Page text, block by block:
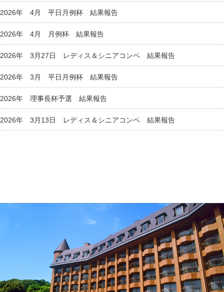
2026年 4月 平日月例杯 結果報告
2026年 4月 月例杯 結果報告
2026年 3月27日 レディス＆シニアコンペ 結果報告
2026年 3月 平日月例杯 結果報告
2026年 理事長杯予選 結果報告
2026年 3月13日 レディス＆シニアコンペ 結果報告